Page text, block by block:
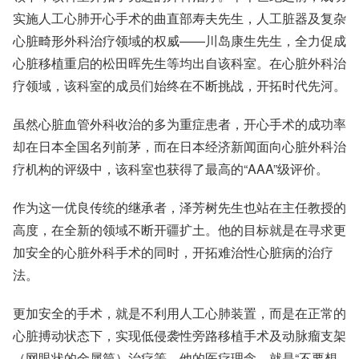
实施人工心肺开心手术的曲直部寿夫先生，人工脏器及复杂
心脏畸形外科治疗领域的权威——川岛康生先生，全力促成
心脏移植重启的松田晖先生等均出自该科室。在心脏外科治
疗领域，该科室的成员们始终在不断挑战，开拓时代先河。
虽然心脏血管外科收治的多为重症患者，开心手术的成功率
却在日本全国名列前茅，而在日本经济新闻面向心脏外科治
疗机构的评级中，该科室也获得了最高的“AAA”级评价。
作为这一优良传统的继承者，泽芳树先生也站在主任教授的
高度，在全新的领域不断开疆扩土。他的目标就是在寻求更
加安全的心脏外科手术的同时，开拓难治性心脏病的治疗
法。
更加安全的手术，就是不利用人工心肺装置，而是在正常的
心脏搏动状态下，实现低侵袭性旁路移植手术及动脉瘤支架